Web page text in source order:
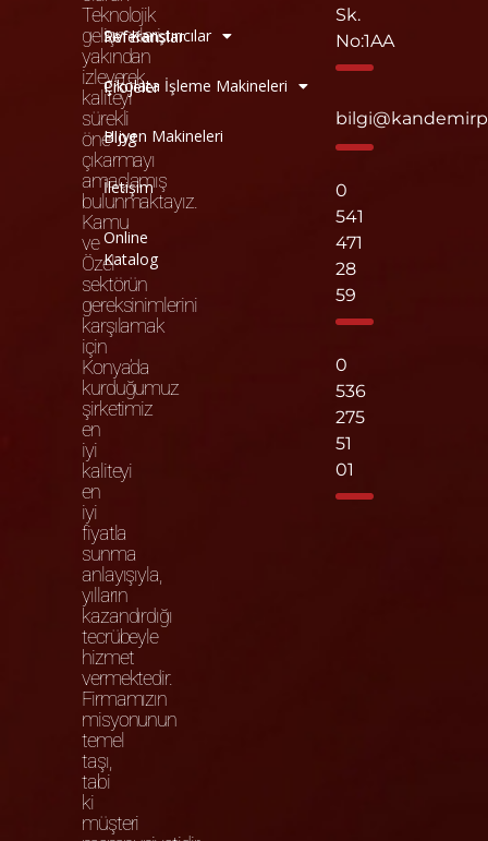
Teknolojik
gelişmeleri
yakından
izleyerek
kaliteyi
sürekli
öne
çıkarmayı
amaçlamış
bulunmaktayız.
Kamu
ve
Özel
sektörün
gereksinimlerini
karşılamak
için
Konya’da
kurduğumuz
şirketimiz
en
iyi
kaliteyi
en
iyi
fiyatla
sunma
anlayışıyla,
yılların
kazandırdığı
tecrübeyle
hizmet
vermektedir.
Firmamızın
misyonunun
temel
taşı,
tabi
ki
müşteri
Referanslar
Projeler
Blog
İletişim
Online
Katalog
Sıvı Karıştırıcılar
Çikolata İşleme Makineleri
Hijyen Makineleri
Sk.
No:1AA
0
541
471
28
59
0
536
275
51
01